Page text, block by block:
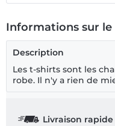
Informations sur
Description
Les t-shirts sont les
robe. Il n'y a rien de
Livraison rapide